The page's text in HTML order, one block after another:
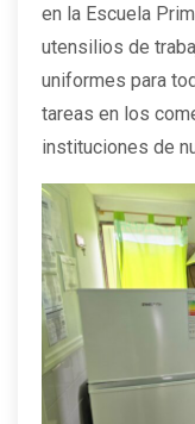
en la Escuela
utensilios de
uniformes para
tareas en los
instituciones de